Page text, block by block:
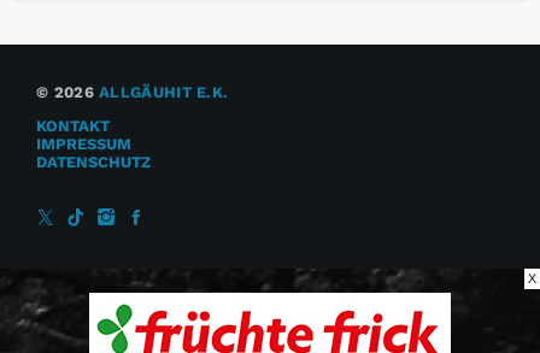
© 2026ALLGÄUHIT E.K.
KONTAKT
IMPRESSUM
DATENSCHUTZ
X